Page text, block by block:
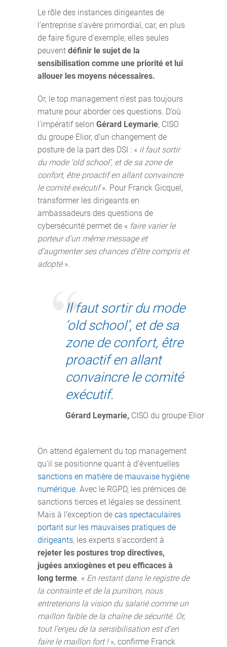
Le rôle des instances dirigeantes de
l’entreprise s’avère primordial, car, en plus
de faire figure d’exemple, elles seules
peuvent définir le sujet de la
sensibilisation comme une priorité et lui
allouer les moyens nécessaires.
Or, le top management n’est pas toujours
mature pour aborder ces questions. D’où
l’impératif selon Gérard Leymarie, CISO
du groupe Elior, d’un changement de
posture de la part des DSI : « il faut sortir
du mode ‘old school’, et de sa zone de
confort, être proactif en allant convaincre
le comité exécutif». Pour Franck Gicquel,
transformer les dirigeants en
ambassadeurs des questions de
cybersécurité permet de « faire varier le
porteur d’un même message et
d’augmenter ses chances d’être compris et
adopté».
Il faut sortir du mode
‘old school’, et de sa
zone de confort, être
proactif en allant
convaincre le comité
exécutif.
Gérard Leymarie, CISO du groupe Elior
On attend également du top management
qu’il se positionne quant à d’éventuelles
sanctions en matière de mauvaise hygiène
numérique. Avec le RGPD, les prémices de
sanctions tierces et légales se dessinent.
Mais à l’exception de cas spectaculaires
portant sur les mauvaises pratiques de
dirigeants, les experts s’accordent à
rejeter les postures trop directives,
jugées anxiogènes et peu efficaces à
long terme. « En restant dans le registre de
la contrainte et de la punition, nous
entretenons la vision du salarié comme un
maillon faible de la chaîne de sécurité. Or,
tout l’enjeu de la sensibilisation est d’en
faire le maillon fort !», confirme Franck